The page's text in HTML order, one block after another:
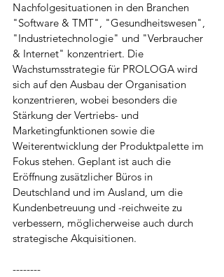
Nachfolgesituationen in den Branchen
"Software & TMT", "Gesundheitswesen",
"Industrietechnologie" und "Verbraucher
& Internet" konzentriert. Die
Wachstumsstrategie für PROLOGA wird
sich auf den Ausbau der Organisation
konzentrieren, wobei besonders die
Stärkung der Vertriebs- und
Marketingfunktionen sowie die
Weiterentwicklung der Produktpalette im
Fokus stehen. Geplant ist auch die
Eröffnung zusätzlicher Büros in
Deutschland und im Ausland, um die
Kundenbetreuung und -reichweite zu
verbessern, möglicherweise auch durch
strategische Akquisitionen.
--------